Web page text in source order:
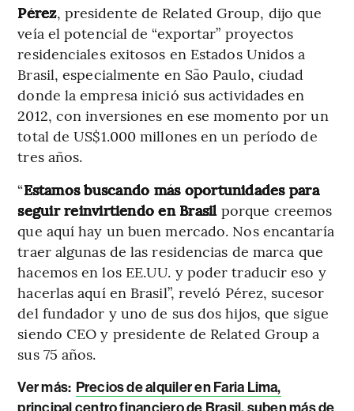
Pérez, presidente de Related Group, dijo que
veía el potencial de “exportar” proyectos
residenciales exitosos en Estados Unidos a
Brasil, especialmente en São Paulo, ciudad
donde la empresa inició sus actividades en
2012, con inversiones en ese momento por un
total de US$1.000 millones en un período de
tres años.
“Estamos buscando más oportunidades para
seguir reinvirtiendo en Brasil porque creemos
que aquí hay un buen mercado. Nos encantaría
traer algunas de las residencias de marca que
hacemos en los EE.UU. y poder traducir eso y
hacerlas aquí en Brasil”, reveló Pérez, sucesor
del fundador y uno de sus dos hijos, que sigue
siendo CEO y presidente de Related Group a
sus 75 años.
Ver más: Precios de alquiler en Faria Lima,